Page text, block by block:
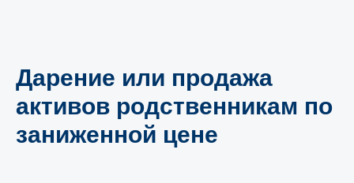
Дарение или продажа
активов родственникам по
заниженной цене